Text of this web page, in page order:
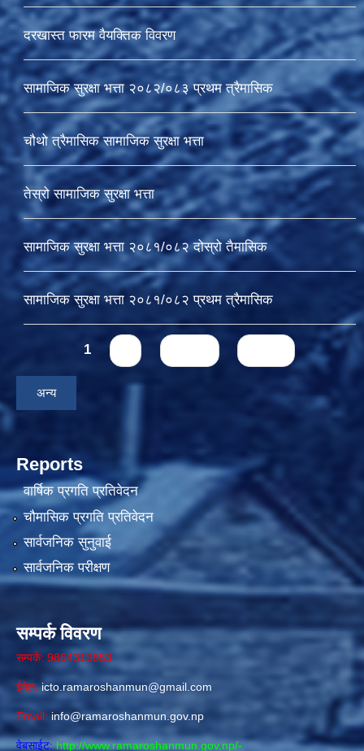
दरखास्त फारम वैयक्तिक विवरण
सामाजिक सुरक्षा भत्ता २०८२/०८३ प्रथम त्रैमासिक
चौथो त्रैमासिक सामाजिक सुरक्षा भत्ता
तेस्रो सामाजिक सुरक्षा भत्ता
सामाजिक सुरक्षा भत्ता २०८१/०८२ दोस्रो तैमासिक
सामाजिक सुरक्षा भत्ता २०८१/०८२ प्रथम त्रैमासिक
Pages1
अन्य
Reports
वार्षिक प्रगति प्रतिवेदन
चौमासिक प्रगति प्रतिवेदन
सार्वजनिक सुनुवाई
सार्वजनिक परीक्षण
सम्पर्क विवरण
सम्पर्क: 9864319853
ईमेल:icto.ramaroshanmun@gmail.com
Email: info@ramaroshanmun.gov.np
वेबसाईट:http://www.ramaroshanmun.gov.np/-